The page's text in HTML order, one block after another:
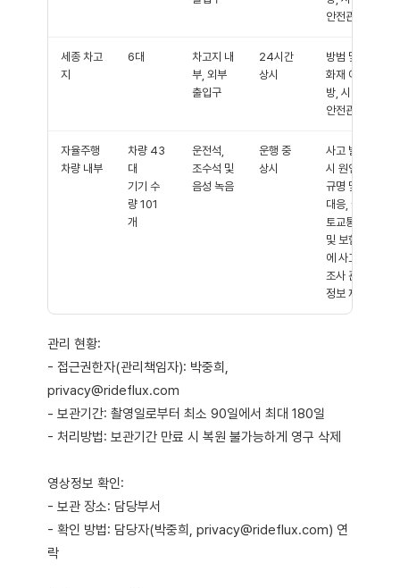
안전관리
세종 차고
지
6대
차고지 내
부, 외부
출입구
24시간
상시
방범 및
화재 예
방, 시설
안전관리
자율주행
차량 내부
차량 43
대
기기 수
량 101
개
운전석,
조수석 및
음성 녹음
운행 중
상시
사고 발생
시 원인
규명 및
대응, 국
토교통부
및 보험사
에 사고
조사 관련
정보 제공
관리 현황:
- 접근권한자(관리책임자): 박중희,
privacy@rideflux.com
- 보관기간: 촬영일로부터 최소 90일에서 최대 180일
- 처리방법: 보관기간 만료 시 복원 불가능하게 영구 삭제
영상정보 확인:
- 보관 장소: 담당부서
- 확인 방법: 담당자(박중희, privacy@rideflux.com) 연
락